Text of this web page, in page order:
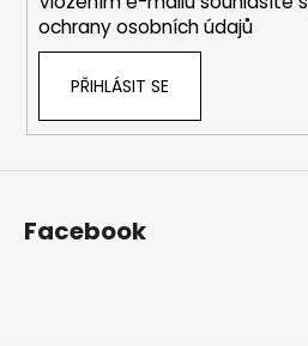
ochrany osobních údajů
PŘIHLÁSIT SE
Facebook